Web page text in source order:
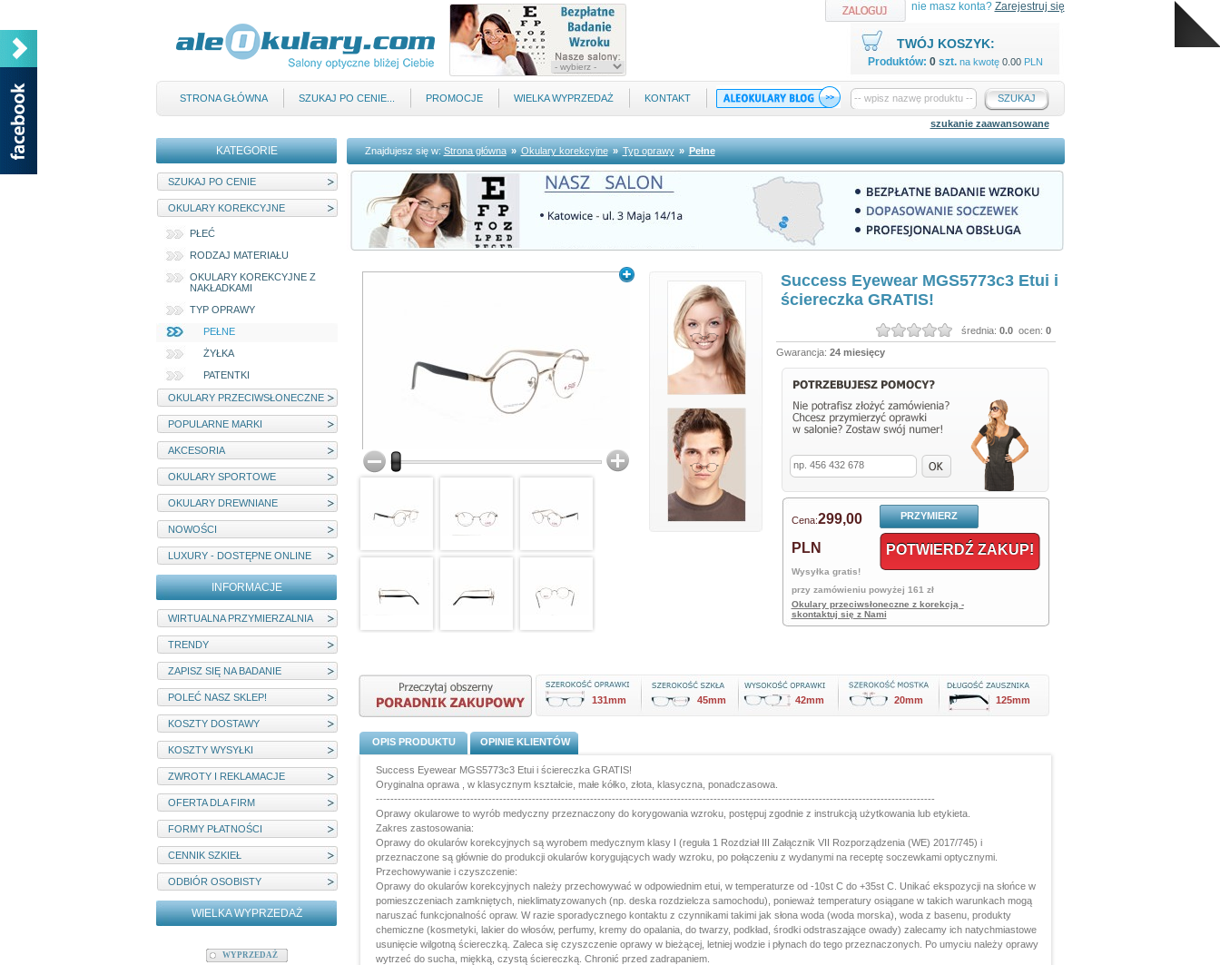
TWÓJ KOSZYK:
Produktów: 0szt. na kwotę 0.00PLN
nie masz konta? Zarejestruj się
STRONA GŁÓWNA SZUKAJ PO CENIE... PROMOCJE WIELKA WYPRZEDAŻ KONTAKT SZUKAJ
szukanie zaawansowane
KATEGORIE
SZUKAJ PO CENIE
OKULARY KOREKCYJNE
PŁEĆ
RODZAJ MATERIAŁU
OKULARY KOREKCYJNE Z
NAKŁADKAMI
TYP OPRAWY
PEŁNE
ŻYŁKA
PATENTKI
OKULARY PRZECIWSŁONECZNE
POPULARNE MARKI
AKCESORIA
OKULARY SPORTOWE
OKULARY DREWNIANE
NOWOŚCI
LUXURY - DOSTĘPNE ONLINE
INFORMACJE
WIRTUALNA PRZYMIERZALNIA
TRENDY
ZAPISZ SIĘ NA BADANIE
POLEĆ NASZ SKLEP!
KOSZTY DOSTAWY
KOSZTY WYSYŁKI
ZWROTY I REKLAMACJE
OFERTA DLA FIRM
FORMY PŁATNOŚCI
CENNIK SZKIEŁ
ODBIÓR OSOBISTY
WIELKA WYPRZEDAŻ
WYPRZEDAŻ WYPRZEDAŻ
Znajdujesz się w:Strona główna » Okulary korekcyjne » Typ oprawy » Pełne
Success Eyewear MGS5773c3 Etui i
ściereczka GRATIS!
średnia: 0.0ocen: 0
Gwarancja: 24 miesięcy
PRZYMIERZ
POTWIERDŹ ZAKUP!
Cena:299,00
PLN
Wysyłka gratis!
przy zamówieniu powyżej 161 zł
Okulary przeciwsłoneczne z korekcją -
skontaktuj się z Nami
131mm 45mm 42mm 20mm 125mm
OPIS PRODUKTU OPINIE KLIENTÓW
Success Eyewear MGS5773c3 Etui i ściereczka GRATIS!
Oryginalna oprawa , w klasycznym kształcie, małe kółko, złota, klasyczna, ponadczasowa.
----------------------------------------------------------------------------------------------------------------------------------------------------------
Oprawy okularowe to wyrób medyczny przeznaczony do korygowania wzroku, postępuj zgodnie z instrukcją użytkowania lub etykieta.
Zakres zastosowania:
Oprawy do okularów korekcyjnych są wyrobem medycznym klasy I (reguła 1 Rozdział III Załącznik VII Rozporządzenia (WE) 2017/745) i
przeznaczone są głównie do produkcji okularów korygujących wady wzroku, po połączeniu z wydanymi na receptę soczewkami optycznymi.
Przechowywanie i czyszczenie:
Oprawy do okularów korekcyjnych należy przechowywać w odpowiednim etui, w temperaturze od -10st C do +35st C. Unikać ekspozycji na słońce w
pomieszczeniach zamkniętych, nieklimatyzowanych (np. deska rozdzielcza samochodu), ponieważ temperatury osiągane w takich warunkach mogą
naruszać funkcjonalność opraw. W razie sporadycznego kontaktu z czynnikami takimi jak słona woda (woda morska), woda z basenu, produkty
chemiczne (kosmetyki, lakier do włosów, perfumy, kremy do opalania, do twarzy, podkład, środki odstraszające owady) zalecamy ich natychmiastowe
usunięcie wilgotną ściereczką. Zaleca się czyszczenie oprawy w bieżącej, letniej wodzie i płynach do tego przeznaczonych. Po umyciu należy oprawy
wytrzeć do sucha, miękką, czystą ściereczką. Chronić przed zadrapaniem.